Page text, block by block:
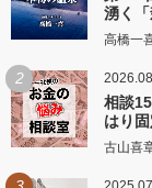
湧く「
高橋一
2
相談
はり
古山喜